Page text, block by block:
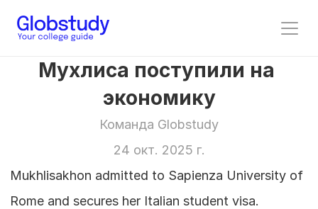
Мухлиса поступили на
экономику
Команда Globstudy
24 окт. 2025 г.
Mukhlisakhon admitted to Sapienza University of
Rome and secures her Italian student visa.